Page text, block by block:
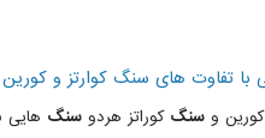
با تفاوت های سنگ کوارتز و کورین
کورین و سنگ کوراتز هردو سنگ هایی